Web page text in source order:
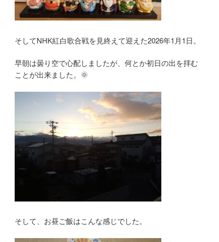
そしてNHK紅白歌合戦を見終えて迎えた2026年1月1日。
早朝は曇り空で心配しましたが、何とか初日の出を拝む
ことが出来ました。🌞
そして、お昼ご飯はこんな感じでした。